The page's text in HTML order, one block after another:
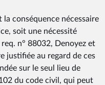
conséquence nécessaire
soit une nécessité
n° 88032, Denoyez et
justifiée au regard de ces
sur le seul lieu de
du code civil, qui peut